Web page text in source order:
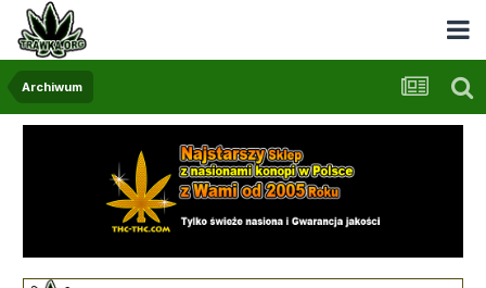
Archiwum